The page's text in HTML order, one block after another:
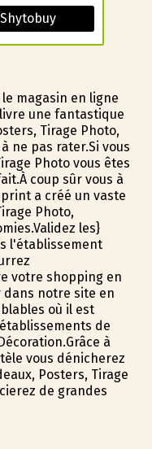
magasin en ligne
une fantastique
Tirage Photo,
ne pas rater.Si vous
Photo vous êtes
coup sûr vous à
a créé un vaste
Photo,
les}
l'établissement
votre shopping en
notre site en
où il est
de
à
vous dénicherez
Posters, Tirage
de grandes